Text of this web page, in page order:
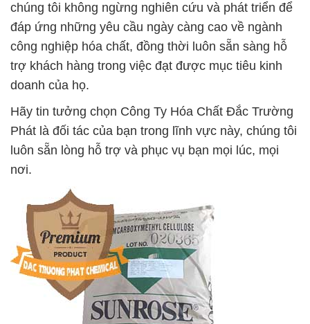
chúng tôi không ngừng nghiên cứu và phát triển để
đáp ứng những yêu cầu ngày càng cao về ngành
công nghiệp hóa chất, đồng thời luôn sẵn sàng hỗ
trợ khách hàng trong việc đạt được mục tiêu kinh
doanh của họ.
Hãy tin tưởng chọn Công Ty Hóa Chất Đắc Trường
Phát là đối tác của bạn trong lĩnh vực này, chúng tôi
luôn sẵn lòng hỗ trợ và phục vụ bạn mọi lúc, mọi
nơi.